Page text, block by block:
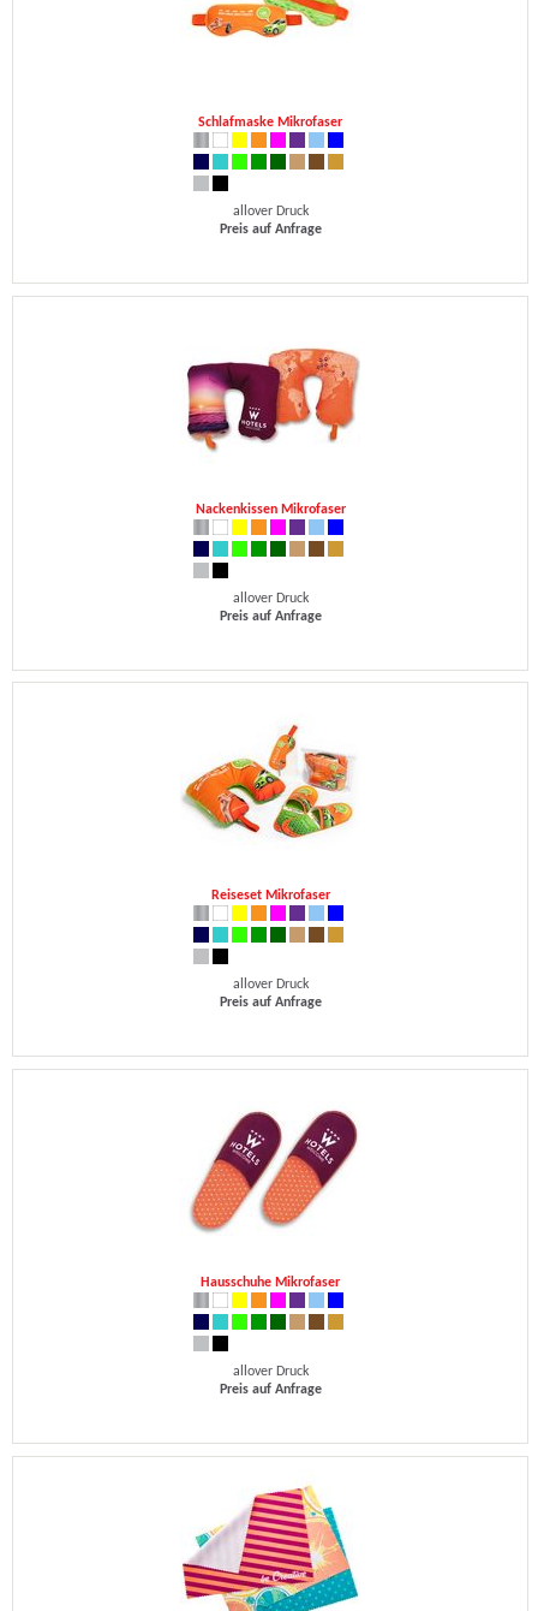
Schlafmaske Mikrofaser
allover Druck
Preis auf Anfrage
Nackenkissen Mikrofaser
allover Druck
Preis auf Anfrage
Reiseset Mikrofaser
allover Druck
Preis auf Anfrage
Hausschuhe Mikrofaser
allover Druck
Preis auf Anfrage